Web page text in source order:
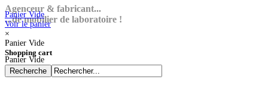
Agenceur & fabricant...
...de mobilier de laboratoire !
Panier Vide
Voir le panier
×
Panier Vide
Shopping cart
Panier Vide